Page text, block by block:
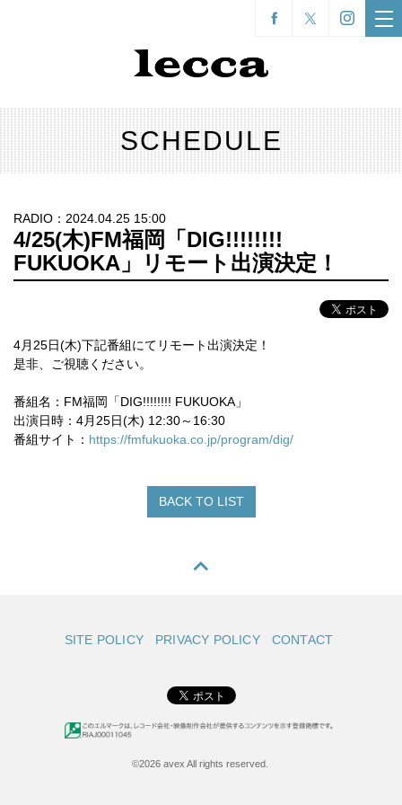
SCHEDULE
RADIO：2024.04.25 15:00
4/25(木)FM福岡「DIG!!!!!!!!
FUKUOKA」リモート出演決定！
4月25日(木)下記番組にてリモート出演決定！
是非、ご視聴ください。
番組名：FM福岡「DIG!!!!!!!! FUKUOKA」
出演日時：4月25日(木) 12:30～16:30
番組サイト： https://fmfukuoka.co.jp/program/dig/
BACK TO LIST
SITE POLICY PRIVACY POLICY CONTACT
©2026 avex All rights reserved.